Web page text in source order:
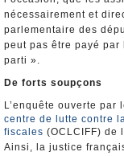
nécessairement et
parlementaire des
peut pas être payé
parti ».
De forts soupçons
L’enquête ouverte
centre de lutte contre
fiscales (OCLCIFF)
Ainsi, la justice